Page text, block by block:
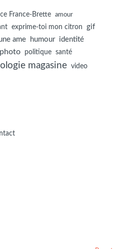
France-Brette amour
exprime-toi mon citron
gif
ame
humour identité
photo politique
santé
magasine video